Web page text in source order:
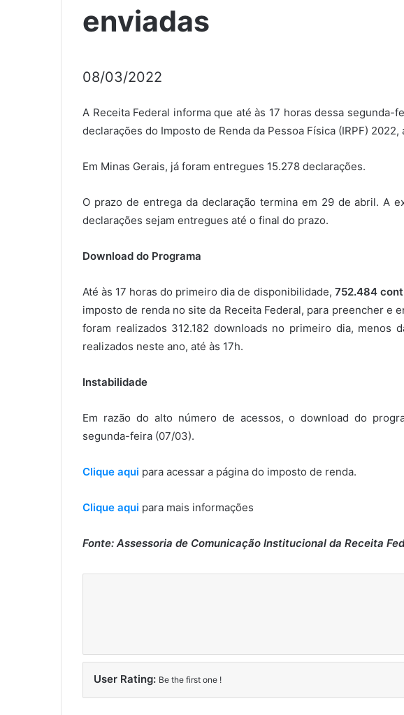
enviadas
08/03/2022
A Receita Federal informa que até às 17 horas dessa segunda-
declarações do Imposto de Renda da Pessoa Física (IRPF) 2022,
Em Minas Gerais, já foram entregues 15.278 declarações.
O prazo de entrega da declaração termina em 29 de abril. A
declarações sejam entregues até o final do prazo.
Download do Programa
Até às 17 horas do primeiro dia de disponibilidade, 752.484
imposto de renda no site da Receita Federal, para preencher e
foram realizados 312.182 downloads no primeiro dia, menos
realizados neste ano, até às 17h.
Instabilidade
Em razão do alto número de acessos, o download do
segunda-feira (07/03).
Clique aqui para acessar a página do imposto de renda.
Clique aqui para mais informações
Fonte: Assessoria de Comunicação Institucional da Receita
User Rating: Be the first one !